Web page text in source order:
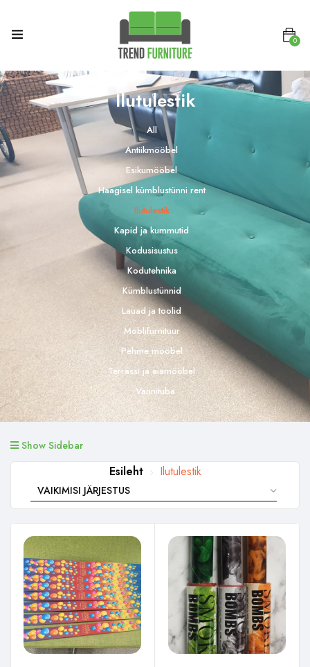
0
Ilutulestik
All
Antiikmööbel
Esikumööbel
Haagisel kümblustünni rent
Ilutulestik
Kapid ja kummutid
Kodusisustus
Kodutehnika
Kümblustünnid
Lauad ja toolid
Möblifurnituur
Pehme mööbel
Terrassi ja aiamööbel
Vannituba
Show Sidebar
Esileht Ilutulestik